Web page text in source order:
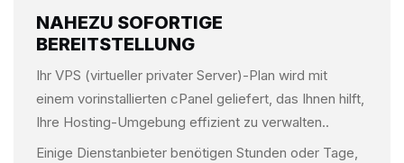
NAHEZU SOFORTIGE
BEREITSTELLUNG
Ihr VPS (virtueller privater Server)-Plan wird mit
einem vorinstallierten cPanel geliefert, das Ihnen hilft,
Ihre Hosting-Umgebung effizient zu verwalten..
Einige Dienstanbieter benötigen Stunden oder Tage,